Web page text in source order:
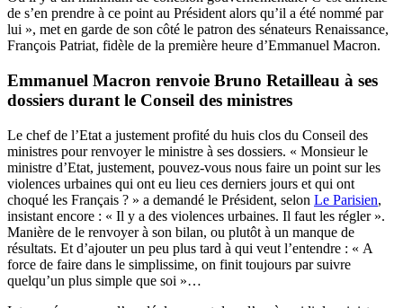
de s’en prendre à ce point au Président alors qu’il a été nommé par
lui », met en garde de son côté le patron des sénateurs Renaissance,
François Patriat, fidèle de la première heure d’Emmanuel Macron.
Emmanuel Macron renvoie Bruno Retailleau à ses
dossiers durant le Conseil des ministres
Le chef de l’Etat a justement profité du huis clos du Conseil des
ministres pour renvoyer le ministre à ses dossiers. « Monsieur le
ministre d’Etat, justement, pouvez-vous nous faire un point sur les
violences urbaines qui ont eu lieu ces derniers jours et qui ont
choqué les Français ? » a demandé le Président, selon Le Parisien,
insistant encore : « Il y a des violences urbaines. Il faut les régler ».
Manière de le renvoyer à son bilan, ou plutôt à un manque de
résultats. Et d’ajouter un peu plus tard à qui veut l’entendre : « A
force de faire dans le simplissime, on finit toujours par suivre
quelqu’un plus simple que soi »…